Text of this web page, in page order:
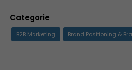
Categorie
B2B Marketing Brand Positioning &